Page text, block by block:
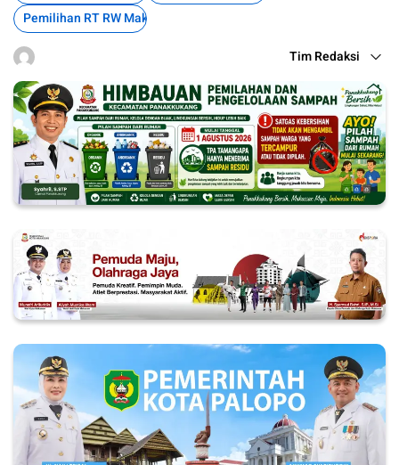
Pemilihan RT RW Makassar
Tim Redaksi